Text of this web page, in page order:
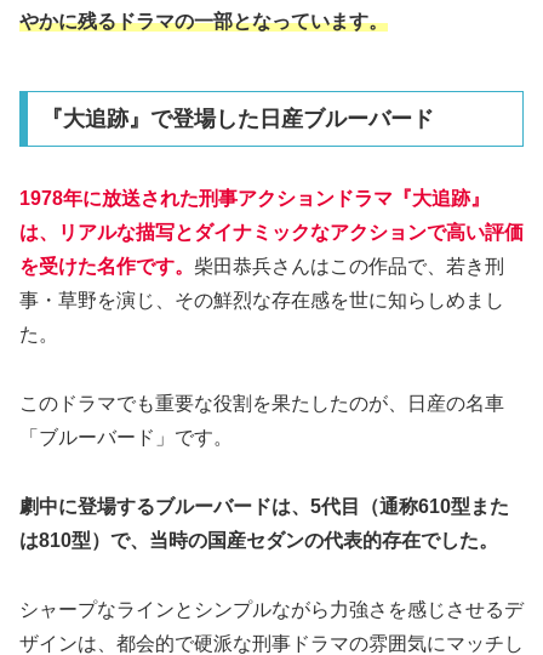
やかに残るドラマの一部となっています。
『大追跡』で登場した日産ブルーバード
1978年に放送された刑事アクションドラマ『大追跡』
は、リアルな描写とダイナミックなアクションで高い評価
を受けた名作です。 柴田恭兵さんはこの作品で、若き刑
事・草野を演じ、その鮮烈な存在感を世に知らしめまし
た。
このドラマでも重要な役割を果たしたのが、日産の名車
「ブルーバード」です。
劇中に登場するブルーバードは、5代目（通称610型また
は810型）で、当時の国産セダンの代表的存在でした。
シャープなラインとシンプルながら力強さを感じさせるデ
ザインは、都会的で硬派な刑事ドラマの雰囲気にマッチし